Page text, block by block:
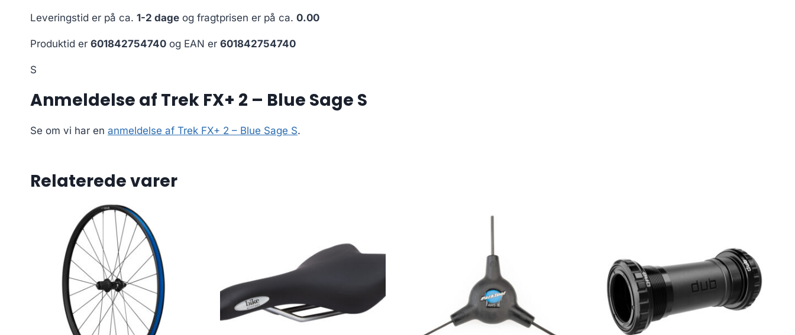
Leveringstid er på ca. 1-2 dage og fragtprisen er på ca. 0.00
Produktid er 601842754740 og EAN er 601842754740
S
Anmeldelse af Trek FX+ 2 – Blue Sage S
Se om vi har en anmeldelse af Trek FX+ 2 – Blue Sage S.
Relaterede varer